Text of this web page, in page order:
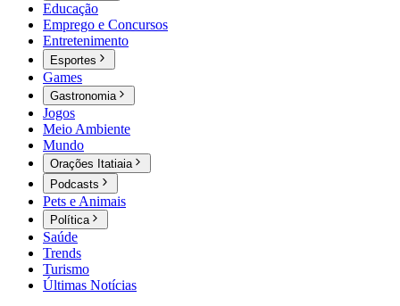
Educação
Emprego e Concursos
Entretenimento
Esportes
Games
Gastronomia
Jogos
Meio Ambiente
Mundo
Orações Itatiaia
Podcasts
Pets e Animais
Política
Saúde
Trends
Turismo
Últimas Notícias